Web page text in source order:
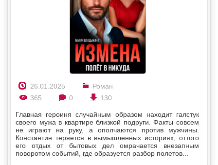
26.01.2025
Роман
365
0 130
Главная героиня случайным образом находит галстук
своего мужа в квартире близкой подруги. Факты совсем
не играют на руку, а ополчаются против мужчины.
Константин теряется в вымышленных историях, оттого
его отдых от бытовых дел омрачается внезапным
поворотом событий, где образуется разбор полетов...